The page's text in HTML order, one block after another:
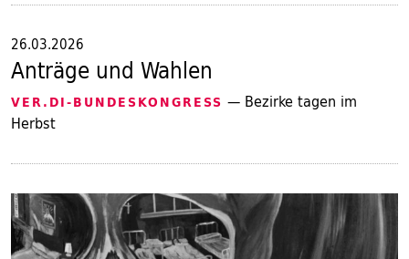
26.03.2026
Anträge und Wahlen
VER.DI-BUNDESKONGRESS — Bezirke tagen im
Herbst